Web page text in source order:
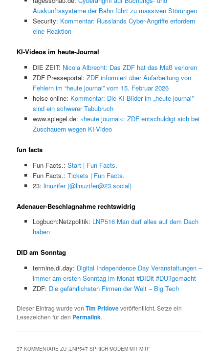
Auskunftssysteme der Bahn führt zu massiven Störungen
Security: Kommentar: Russlands Cyber-Angriffe erfordern
eine Reaktion
KI-Videos im heute-Journal
DIE ZEIT: Nicola Albrecht: Das ZDF hat das Maß verloren
ZDF Presseportal: ZDF informiert über Aufarbeitung von
Fehlern im “heute journal” vom 15. Februar 2026
heise online: Kommentar: Die KI-Bilder im „heute journal”
sind ein schwerer Tabubruch
www.spiegel.de: »heute journal«: ZDF entschuldigt sich bei
Zuschauern wegen KI-Video
fun facts
Fun Facts.: Start | Fun Facts.
Fun Facts.: Tickets | Fun Facts.
23: linuzifer (@linuzifer@23.social)
Adenauer-Beschlagnahme rechtswidrig
Logbuch:Netzpolitik: LNP516 Man darf alles auf dem Dach
haben
DID am Sonntag
termine.di.day: Digital Independence Day Veranstaltungen –
immer am ersten Sonntag im Monat #DIDit #DUTgemacht
ZDF: Die gefährlichsten Firmen der Welt – Big Tech
Dieser Eintrag wurde vonTim Pritloveveröffentlicht. Setze ein
Lesezeichen für den Permalink.
37 KOMMENTARE ZU „LNP547 SPRICH MODEM MIT MIR“